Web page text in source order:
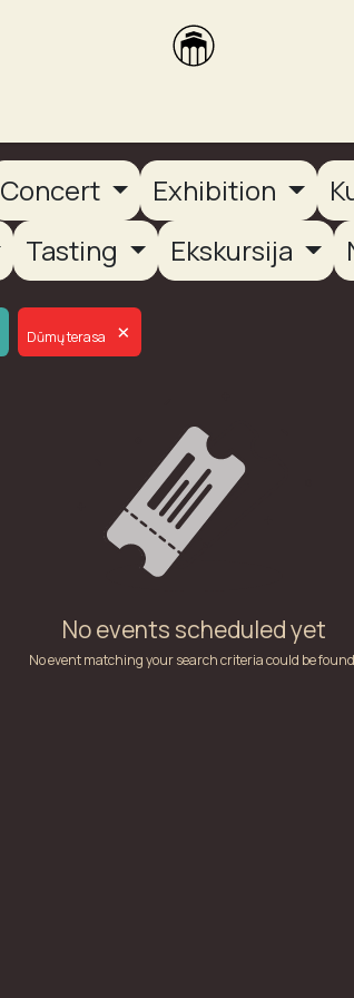
Concert Exhibition
Tasting Ekskursija
Dūmų terasa ×
No events scheduled yet
No event matching your search criteria could be